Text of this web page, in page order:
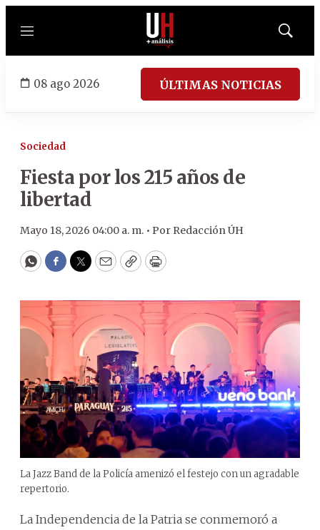
Menú
Mostrar
08 ago 2026 ÚLTIMAS NOTICIAS
Sociedad
Fiesta por los 215 años de
libertad
Mayo 18, 2026 04:00 a. m. • Por Redacción ÚH
WhatsApp
Facebook
Twitter
EmailCopyPrint
La Jazz Band de la Policía amenizó el festejo con un agradable
repertorio.
La Independencia de la Patria se conmemoró a